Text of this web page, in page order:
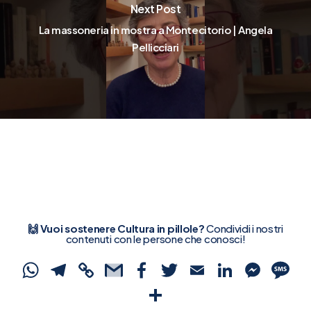
Next Post
La massoneria in mostra a Montecitorio | Angela
Pellicciari
🙌 Vuoi sostenere Cultura in pillole?Condividi i nostri
contenuti con le persone che conosci!
WhatsApp
Telegram
CopyGmailFacebook
Twitter
Email